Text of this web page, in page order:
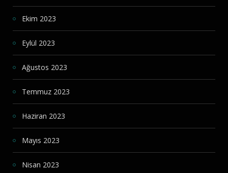
Ekim 2023
Eylül 2023
Ağustos 2023
Temmuz 2023
Haziran 2023
Mayıs 2023
Nisan 2023